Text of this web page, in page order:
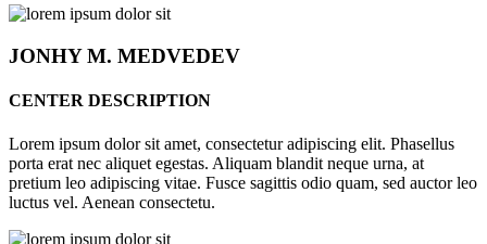
JONHYM. MEDVEDEV
CENTER DESCRIPTION
Lorem ipsum dolor sit amet, consectetur adipiscing elit. Phasellus
porta erat nec aliquet egestas. Aliquam blandit neque urna, at
pretium leo adipiscing vitae. Fusce sagittis odio quam, sed auctor leo
luctus vel. Aenean consectetu.